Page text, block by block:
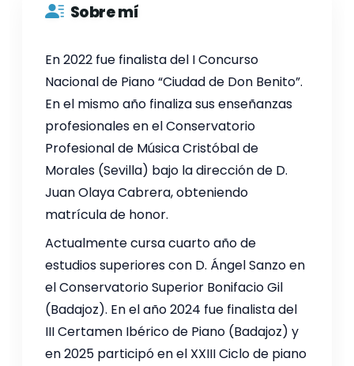
Sobre mí
En 2022 fue finalista del I Concurso
Nacional de Piano “Ciudad de Don Benito”.
En el mismo año finaliza sus enseñanzas
profesionales en el Conservatorio
Profesional de Música Cristóbal de
Morales (Sevilla) bajo la dirección de D.
Juan Olaya Cabrera, obteniendo
matrícula de honor.
Actualmente cursa cuarto año de
estudios superiores con D. Ángel Sanzo en
el Conservatorio Superior Bonifacio Gil
(Badajoz). En el año 2024 fue finalista del
III Certamen Ibérico de Piano (Badajoz) y
en 2025 participó en el XXIII Ciclo de piano